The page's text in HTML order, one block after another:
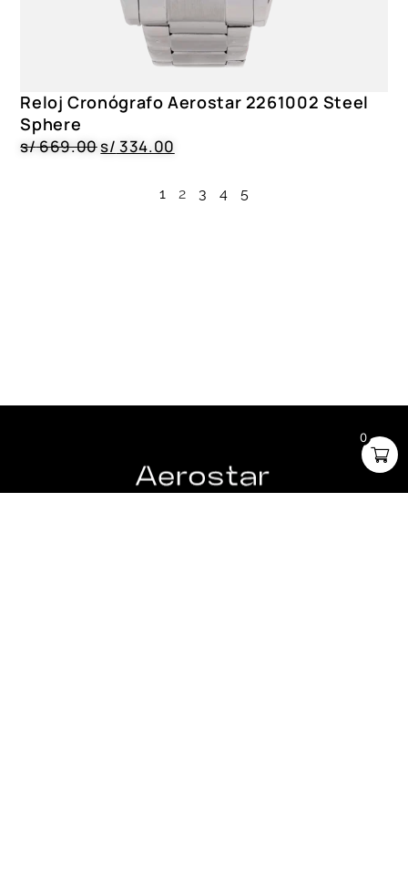
0
Reloj Cronógrafo Aerostar 2261002 Steel
Sphere
s/669.00s/ 334.00
1 2 3 4 5